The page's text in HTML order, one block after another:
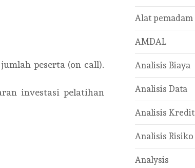
peserta (on call).
investasi pelatihan
Alat pemadam
AMDAL
Analisis Biaya
Analisis Data
Analisis Kredit
Analisis Risiko
Analysis